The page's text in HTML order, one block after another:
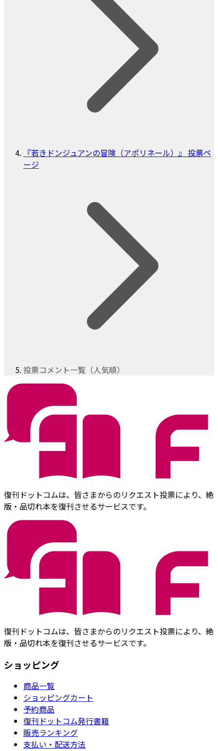
『若きドンジュアンの冒険（アポリネール）』 投票ペ
ージ
投票コメント一覧（人気順）
復刊ドットコムは、皆さまからのリクエスト投票により、絶
版・品切れ本を復刊させるサービスです。
復刊ドットコムは、皆さまからのリクエスト投票により、絶
版・品切れ本を復刊させるサービスです。
ショッピング
商品一覧
ショッピングカート
予約商品
復刊ドットコム発行書籍
販売ランキング
支払い・配送方法